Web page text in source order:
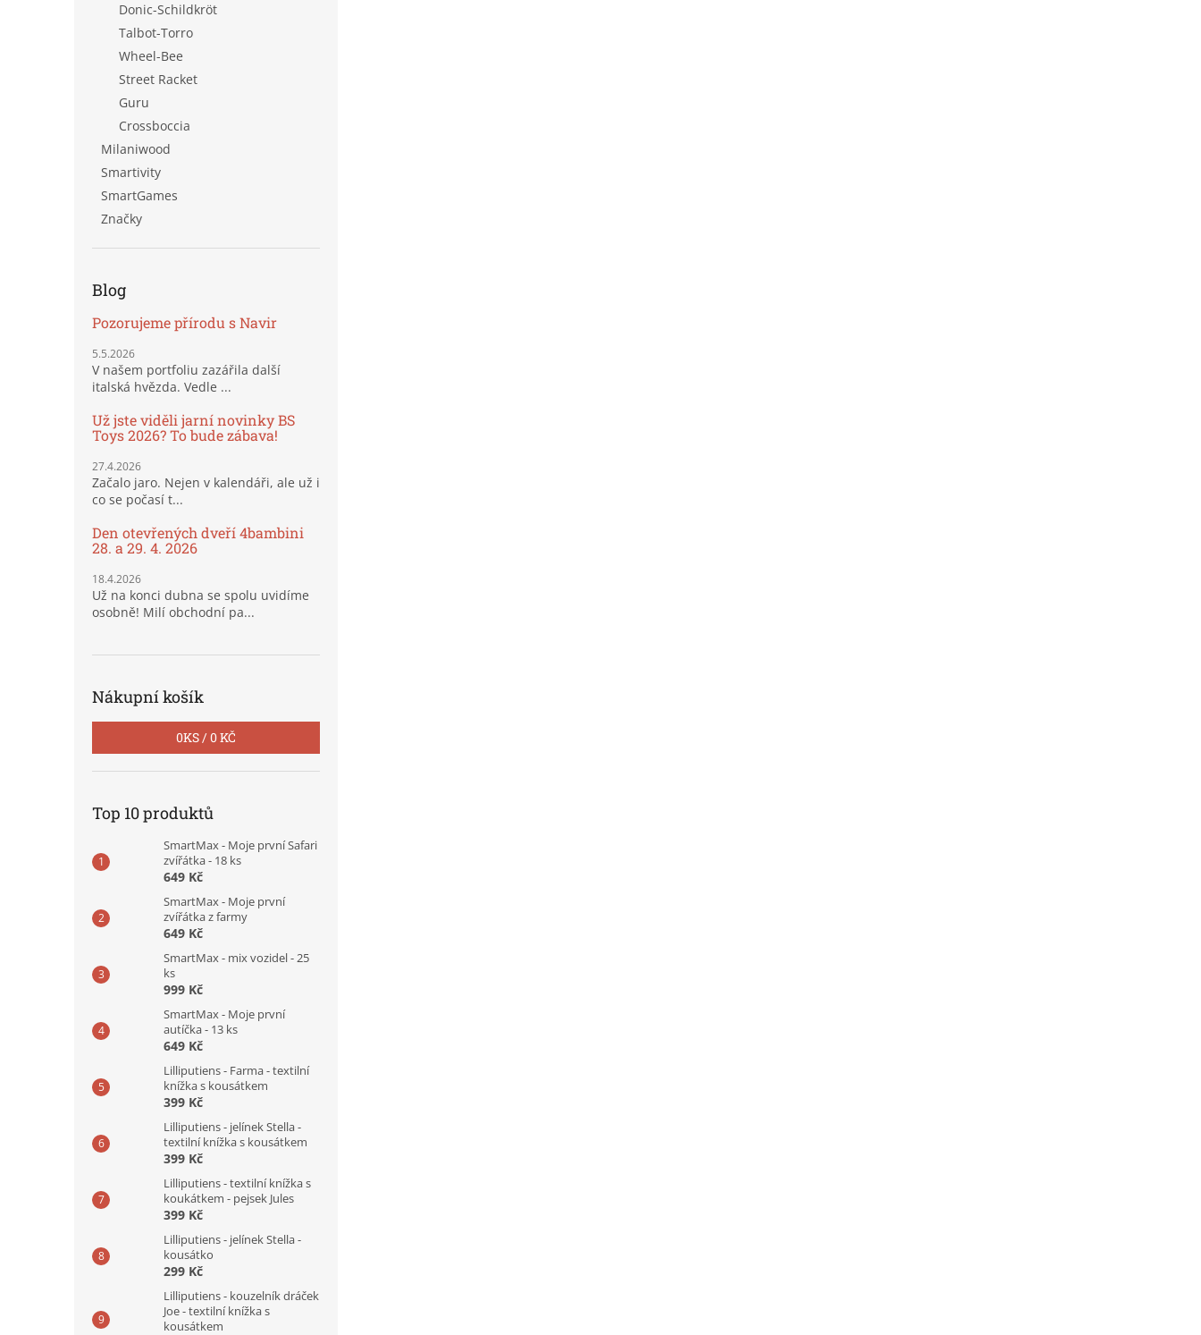
Donic-Schildkröt
Talbot-Torro
Wheel-Bee
Street Racket
Guru
Crossboccia
Milaniwood
Smartivity
SmartGames
Značky
Blog
Pozorujeme přírodu s Navir
5.5.2026
V našem portfoliu zazářila další
italská hvězda. Vedle ...
Už jste viděli jarní novinky BS
Toys 2026? To bude zábava!
27.4.2026
Začalo jaro. Nejen v kalendáři, ale už i
co se počasí t...
Den otevřených dveří 4bambini
28. a 29. 4. 2026
18.4.2026
Už na konci dubna se spolu uvidíme
osobně! Milí obchodní pa...
Nákupní košík
0KS / 0 KČ
Top 10 produktů
SmartMax - Moje první Safari
zvířátka - 18 ks
649 Kč
SmartMax - Moje první
zvířátka z farmy
649 Kč
SmartMax - mix vozidel - 25
ks
999 Kč
SmartMax - Moje první
autíčka - 13 ks
649 Kč
Lilliputiens - Farma - textilní
knížka s kousátkem
399 Kč
Lilliputiens - jelínek Stella -
textilní knížka s kousátkem
399 Kč
Lilliputiens - textilní knížka s
koukátkem - pejsek Jules
399 Kč
Lilliputiens - jelínek Stella -
kousátko
299 Kč
Lilliputiens - kouzelník dráček
Joe - textilní knížka s
kousátkem